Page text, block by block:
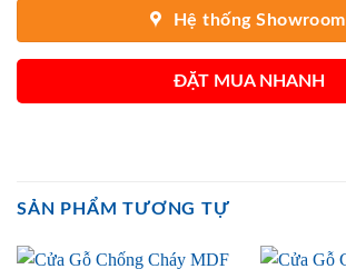
Hệ thống Showroom
ĐẶT MUA NHANH
SẢN PHẨM TƯƠNG TỰ